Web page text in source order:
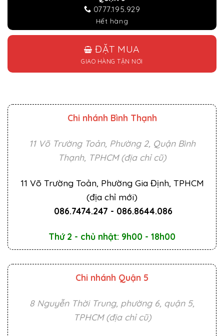
0777.195.929
Hết hàng
ĐẶT MUA
GIAO HÀNG TẬN NƠI
Chi nhánh Bình Thạnh
11 Võ Trường Toản, Phường 2, Quận Bình
Thạnh, TPHCM (địa chỉ cũ)
11 Võ Trường Toản, Phường Gia Định, TPHCM
(địa chỉ mới)
086.7474.247 - 086.8644.086
Thứ 2 - chủ nhật: 9h00 - 18h00
Chi nhánh Quận 5
8 Nguyễn Thời Trung, phường 6, quận 5,
TPHCM (địa chỉ cũ)